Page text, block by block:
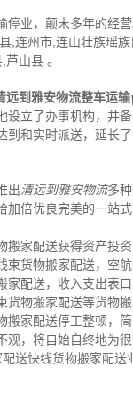
业，颠末多年的经
,连州市,连山壮族瑶
山县 。
远到雅安物流整车运输
立了办事机构，并
和实时派送，延长
出清远到雅安物流多
加倍优良完美的一站式
家配送获得资产投资
货物搬家配送，空
配送，收入支出表
物搬家配送等货物
家配送停工整顿，
，将自始自终地为
送快线货物搬家配送